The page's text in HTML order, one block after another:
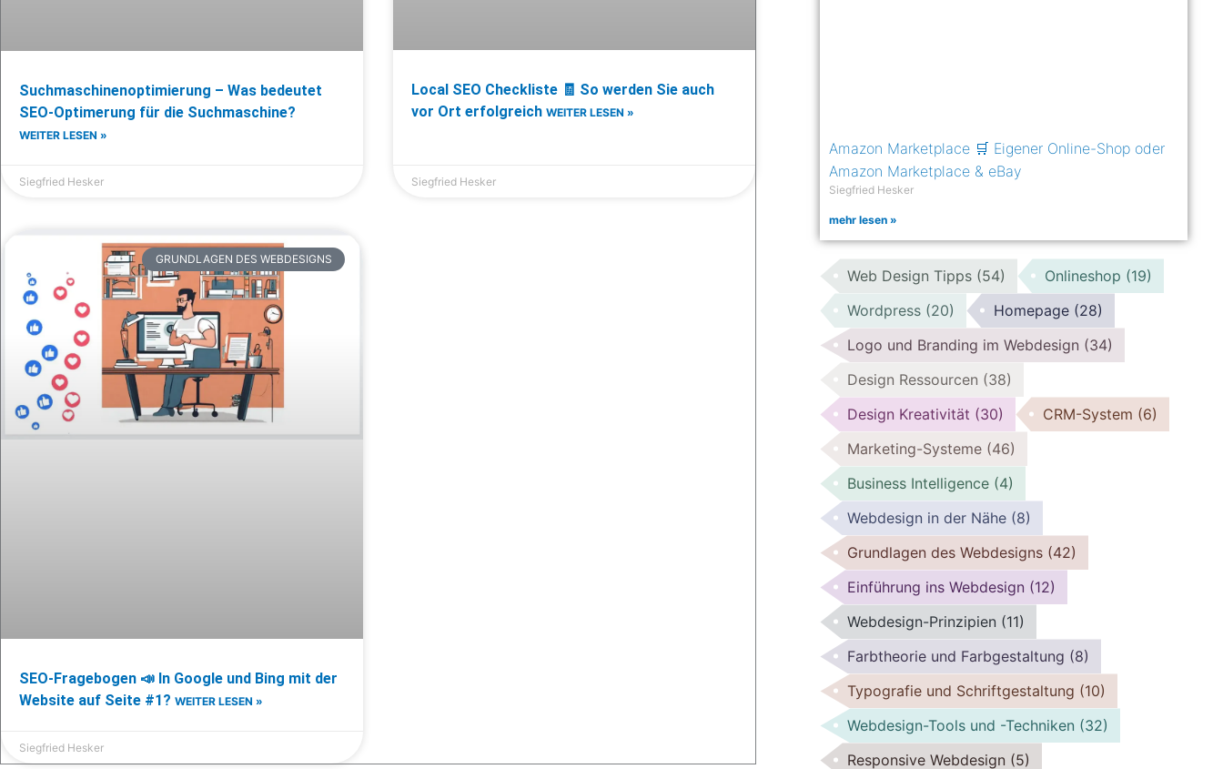
Suchmaschinenoptimierung – Was bedeutet
SEO-Optimerung für die Suchmaschine?
WEITER LESEN »
Siegfried Hesker
Local SEO Checkliste 🧾 So werden Sie auch
vor Ort erfolgreichWEITER LESEN »
Siegfried Hesker
GRUNDLAGEN DES WEBDESIGNS
SEO-Fragebogen 📣 In Google und Bing mit der
Website auf Seite #1? WEITER LESEN »
Siegfried Hesker
Amazon Marketplace 🛒 Eigener Online-Shop oder
Amazon Marketplace & eBay
Siegfried Hesker
mehr lesen »
Web Design Tipps (54) Onlineshop (19)
Wordpress (20) Homepage (28)
Logo und Branding im Webdesign (34)
Design Ressourcen (38)
Design Kreativität (30) CRM-System (6)
Marketing-Systeme (46)
Business Intelligence (4)
Webdesign in der Nähe (8)
Grundlagen des Webdesigns (42)
Einführung ins Webdesign (12)
Webdesign-Prinzipien (11)
Farbtheorie und Farbgestaltung (8)
Typografie und Schriftgestaltung (10)
Webdesign-Tools und -Techniken (32)
Responsive Webdesign (5)